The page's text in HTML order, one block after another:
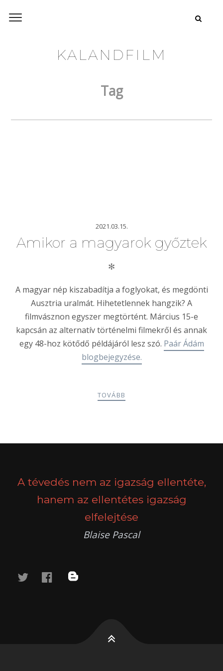
KALANDFILM
Tag
2021.03.15.
Amikor a magyarok győztek
✻
A magyar nép kiszabadítja a foglyokat, és megdönti
Ausztria uralmát. Hihetetlennek hangzik? A
filmvásznon egyszer megtörtént. Március 15-e
kapcsán az alternatív történelmi filmekről és annak
egy 48-hoz kötődő példájáról lesz szó. Paár Ádám
blogbejegyzése.
TOVÁBB
A tévedés nem az igazság ellentéte,
hanem az ellentétes igazság
elfelejtése
Blaise Pascal
twitterfacebook
blog